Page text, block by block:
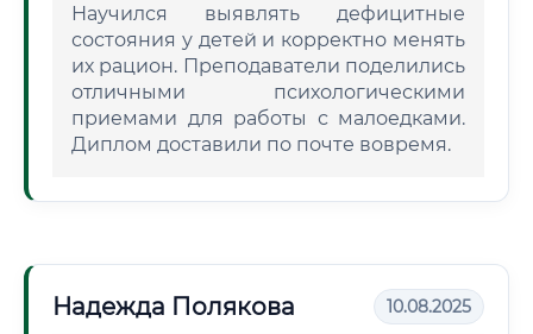
Научился выявлять дефицитные
состояния у детей и корректно менять
их рацион. Преподаватели поделились
отличными психологическими
приемами для работы с малоедками.
Диплом доставили по почте вовремя.
Надежда Полякова 10.08.2025